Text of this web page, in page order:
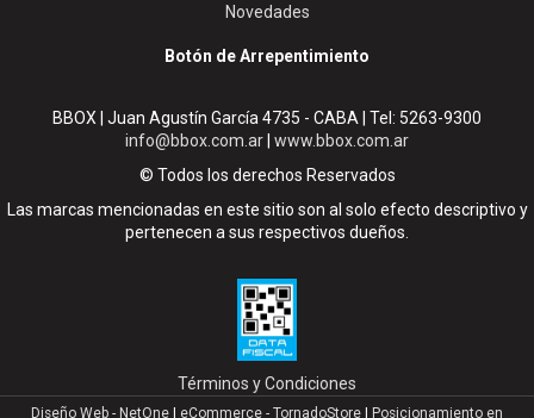
Novedades
Botón de Arrepentimiento
BBOX | Juan Agustín García 4735 - CABA | Tel: 5263-9300
info@bbox.com.ar www.bbox.com.ar
© Todos los derechos Reservados
Las marcas mencionadas en este sitio son al solo efecto descriptivo y
pertenecen a sus respectivos dueños.
Términos y Condiciones
Diseño Web - NetOne | eCommerce - TornadoStore | Posicionamiento en